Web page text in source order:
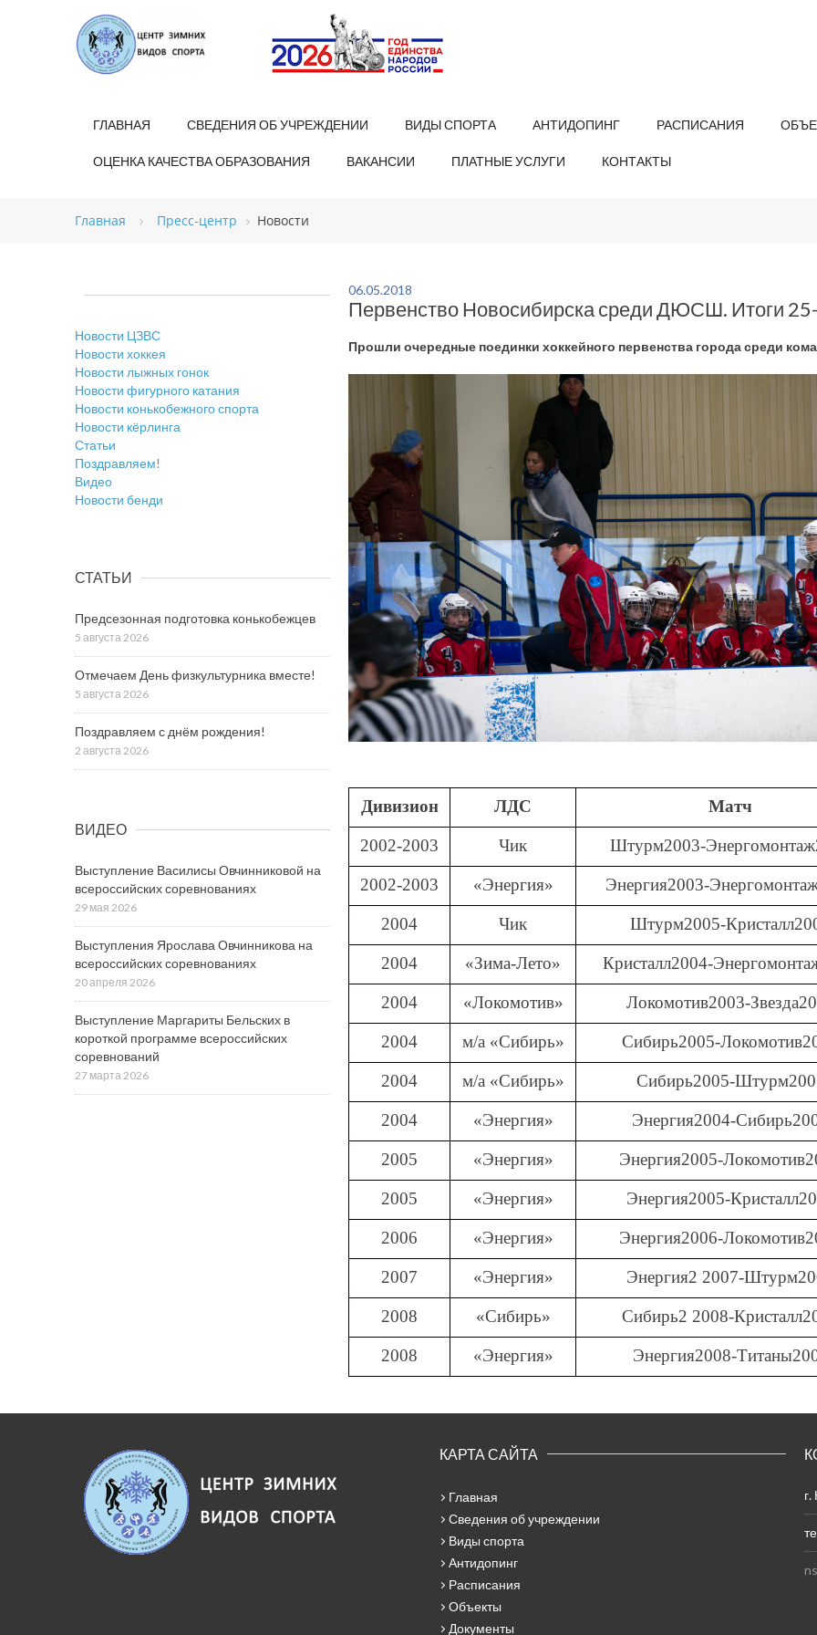
ГЛАВНАЯ СВЕДЕНИЯ ОБ УЧРЕЖДЕНИИ ВИДЫ СПОРТА АНТИДОПИНГ РАСПИСАНИЯ
ОЦЕНКА КАЧЕСТВА ОБРАЗОВАНИЯ ВАКАНСИИ ПЛАТНЫЕ УСЛУГИ КОНТАКТЫ
Главная Пресс-центр Новости
06.05.2018
Первенство Новосибирска среди ДЮСШ. Итоги 25-
Прошли очередные поединки хоккейного первенства города среди
Дивизион ЛДС Матч
2002-2003 Чик Штурм2003-
2002-2003 «Энергия» Энергия2003-
2004 Чик Штурм2005-
2004 «Зима-Лето» Кристалл2004-
2004 «Локомотив» Локомотив2003-
2004 м/а «Сибирь» Сибирь2005-
2004 м/а «Сибирь» Сибирь2005-
2004 «Энергия» Энергия2004-
2005 «Энергия» Энергия2005-
2005 «Энергия» Энергия2005-
2006 «Энергия» Энергия2006-
2007 «Энергия» Энергия2 2007-
2008 «Сибирь» Сибирь2 2008-
2008 «Энергия» Энергия2008-
Новости ЦЗВС
Новости хоккея
Новости лыжных гонок
Новости фигурного катания
Новости конькобежного спорта
Новости кёрлинга
Статьи
Поздравляем!
Видео
Новости бенди
СТАТЬИ
Предсезонная подготовка конькобежцев
5 августа 2026
Отмечаем День физкультурника вместе!
5 августа 2026
Поздравляем с днём рождения!
2 августа 2026
ВИДЕО
Выступление Василисы Овчинниковой на
всероссийских соревнованиях
29 мая 2026
Выступления Ярослава Овчинникова на
всероссийских соревнованиях
20 апреля 2026
Выступление Маргариты Бельских в
короткой программе всероссийских
соревнований
27 марта 2026
КАРТА САЙТА
Главная
Сведения об учреждении
Виды спорта
Антидопинг
Расписания
Объекты
Документы